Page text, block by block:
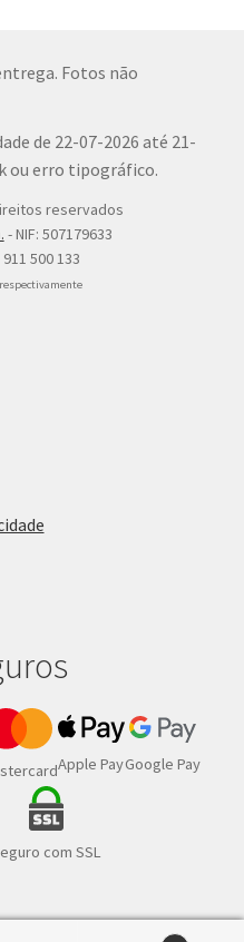
Fotos não
de 22-07-2026 até 21-
ou erro tipográfico.
reservados
- NIF: 507179633
500 133
Apple PayGoogle Pay
com SSL